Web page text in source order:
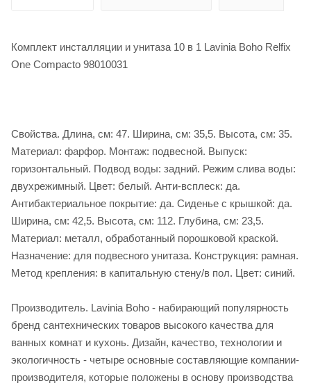
Комплект инсталляции и унитаза 10 в 1 Lavinia Boho Relfix
One Compacto 98010031
Свойства. Длина, см: 47. Ширина, см: 35,5. Высота, см: 35.
Материал: фарфор. Монтаж: подвесной. Выпуск:
горизонтальный. Подвод воды: задний. Режим слива воды:
двухрежимный. Цвет: белый. Анти-всплеск: да.
Антибактериальное покрытие: да. Сиденье c крышкой: да.
Ширина, см: 42,5. Высота, см: 112. Глубина, см: 23,5.
Материал: металл, обработанный порошковой краской.
Назначение: для подвесного унитаза. Конструкция: рамная.
Метод крепления: в капитальную стену/в пол. Цвет: синий.
Производитель. Lavinia Boho - набирающий популярность
бренд сантехнических товаров высокого качества для
ванных комнат и кухонь. Дизайн, качество, технологии и
экологичность - четыре основные составляющие компании-
производителя, которые положены в основу производства